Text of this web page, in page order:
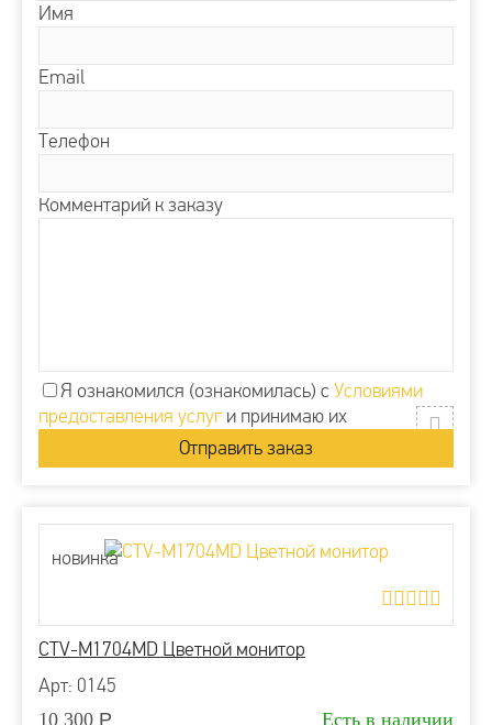
Имя
Email
Телефон
Комментарий к заказу
Я ознакомился (ознакомилась) с Условиями
предоставления услуги принимаю их
новинка
CTV-M1704MD Цветной монитор
Арт: 0145
10 300 Р Есть в наличии